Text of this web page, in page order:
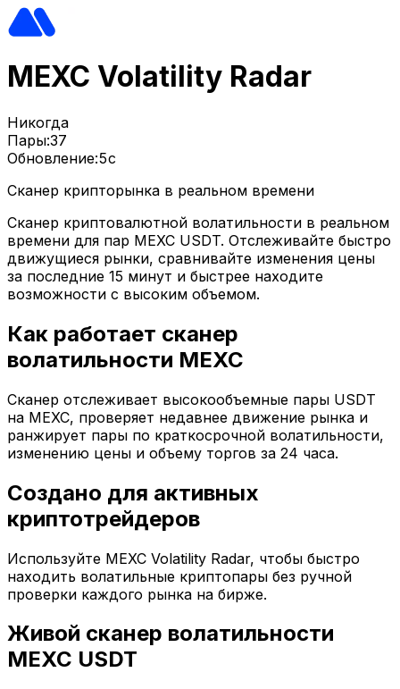
MEXC Volatility Radar
Никогда
Пары:37
Обновление:5с
Сканер крипторынка в реальном времени
Сканер криптовалютной волатильности в реальном
времени для пар MEXC USDT. Отслеживайте быстро
движущиеся рынки, сравнивайте изменения цены
за последние 15 минут и быстрее находите
возможности с высоким объемом.
Как работает сканер
волатильности MEXC
Сканер отслеживает высокообъемные пары USDT
на MEXC, проверяет недавнее движение рынка и
ранжирует пары по краткосрочной волатильности,
изменению цены и объему торгов за 24 часа.
Создано для активных
криптотрейдеров
Используйте MEXC Volatility Radar, чтобы быстро
находить волатильные криптопары без ручной
проверки каждого рынка на бирже.
Живой сканер волатильности
MEXC USDT